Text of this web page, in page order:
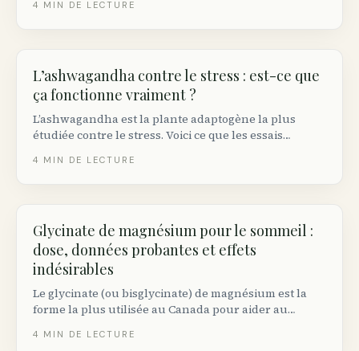
appropriée et le NPN à chercher sur l’étiquette.
4 MIN DE LECTURE
L’ashwagandha contre le stress : est-ce que
ça fonctionne vraiment ?
L’ashwagandha est la plante adaptogène la plus
étudiée contre le stress. Voici ce que les essais
et les précautions à connaître au Canada.
4 MIN DE LECTURE
Glycinate de magnésium pour le sommeil :
dose, données probantes et effets
indésirables
Le glycinate (ou bisglycinate) de magnésium est la
forme la plus utilisée au Canada pour aider au
cliniques, le moment idéal de prise et les précautions.
4 MIN DE LECTURE